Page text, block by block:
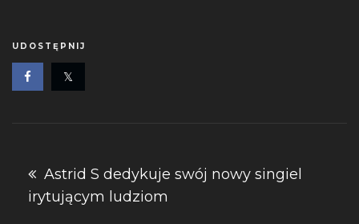
UDOSTĘPNIJ
Nawigacja
wpisu
Astrid S dedykuje swój nowy singiel
irytującym ludziom